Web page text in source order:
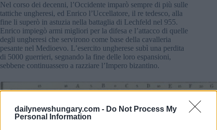
dailynewshungary.com - Do Not Process My
Personal Information
Nel corso dei decenni, l’Occidente imparò sempre di più sulle
tattiche ungheresi, ed Enrico l’Uccellatore, il re tedesco, alla
fine li superò in astuzia nella battaglia di Lechfeld nel 955.
Enrico impiegò armi migliori per la difesa e l’attacco di quelle
degli ungheresi che servirono come base della cavalleria
pesante nel Medioevo. L’esercito ungherese subì una perdita
di 5000 guerrieri, segnando la fine delle loro espansioni,
sebbene continuassero a razziare l’Impero bizantino.